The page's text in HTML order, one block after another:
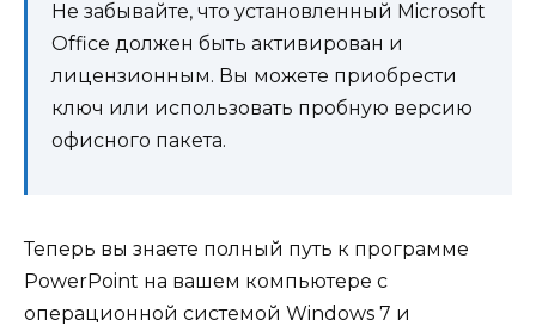
Не забывайте, что установленный Microsoft
Office должен быть активирован и
лицензионным. Вы можете приобрести
ключ или использовать пробную версию
офисного пакета.
Теперь вы знаете полный путь к программе
PowerPoint на вашем компьютере с
операционной системой Windows 7 и